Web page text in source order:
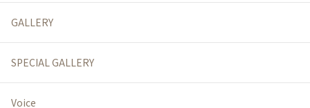
GALLERY
SPECIAL GALLERY
Voice